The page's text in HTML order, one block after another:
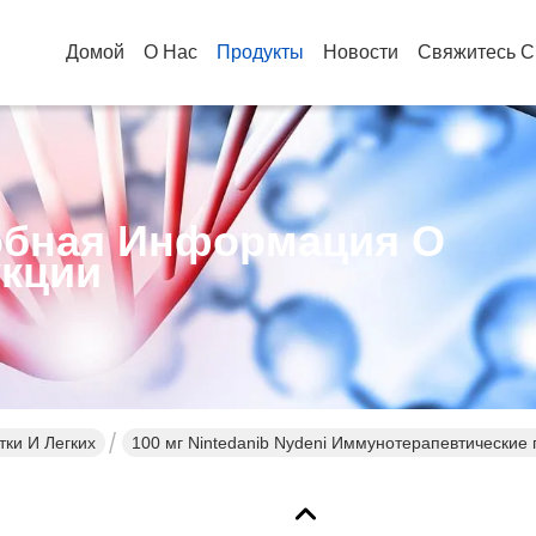
Домой О Нас Продукты Новости Свяжитесь
Информация О
И Легких 100 мг Nintedanib Nydeni Иммунотерапевтические